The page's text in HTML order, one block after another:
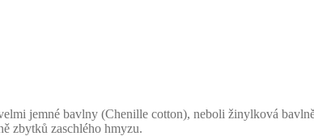
jemné bavlny (Chenille cotton), neboli žinylková
zbytků zaschlého hmyzu.